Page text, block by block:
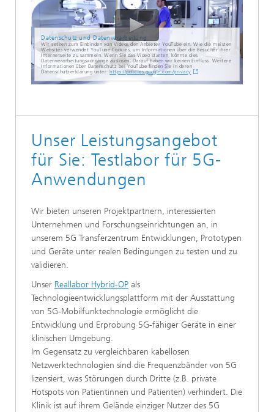
Datenschutz und Datenverarbeitung
Wir setzen zum Einbinden von Videos den Anbieter YouTube ein. Wie die meisten
Websites verwendet YouTube Cookies, um Informationen über die Besucher ihrer
Internetseite zu sammeln. Wenn Sie das Video starten, könnte dies
Datenverarbeitungsvorgänge auslösen. Darauf haben wir keinen Einfluss. Weitere
Informationen über Datenschutz bei YouTube finden Sie in deren
Datenschutzerklärung unter: https://policies.google.com/privacy
Unser Leistungsangebot
für Sie: Testlabor für 5G-
Anwendungen
Wir bieten unseren Projektpartnern, interessierten
Unternehmen und Forschungseinrichtungen an, in
unserem 5G Transferzentrum Entwicklungen, Prototypen
und Geräte unter realen Bedingungen zu testen und zu
validieren.
Unser Reallabor Hybrid-OP als
Technologieentwicklungsplattform mit der Ausstattung
von 5G-Mobilfunktechnologie ermöglicht die
Entwicklung und Erprobung 5G-fähiger Geräte in einer
klinischen Umgebung.
Im Gegensatz zu vergleichbaren kabellosen
Netzwerktechnologien sind die Frequenzbänder von 5G
lizensiert, was Störungen durch Dritte (z.B. private
Hotspots von Patientinnen und Patienten) verhindert. Die
Klinik ist auf ihrem Gelände einziger Nutzer des 5G